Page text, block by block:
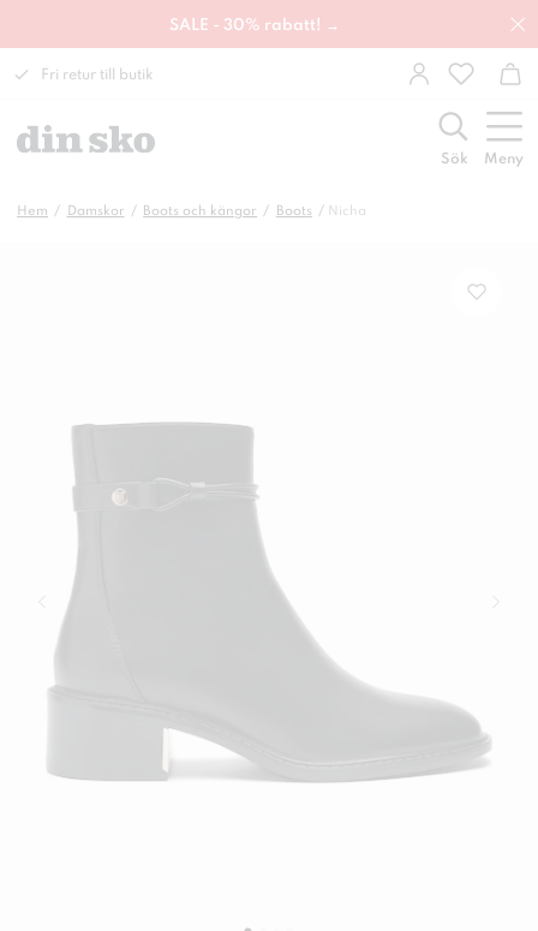
SALE - 30% rabatt! →
Fri retur till butik
Sök Meny
Hem Damskor Boots och kängor Boots Nicha